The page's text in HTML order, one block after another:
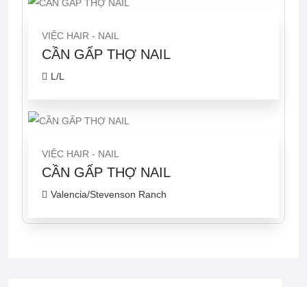
VIỆC HAIR - NAIL
CẦN GẤP THỢ NAIL
L/L
VIỆC HAIR - NAIL
CẦN GẤP THỢ NAIL
Valencia/Stevenson Ranch